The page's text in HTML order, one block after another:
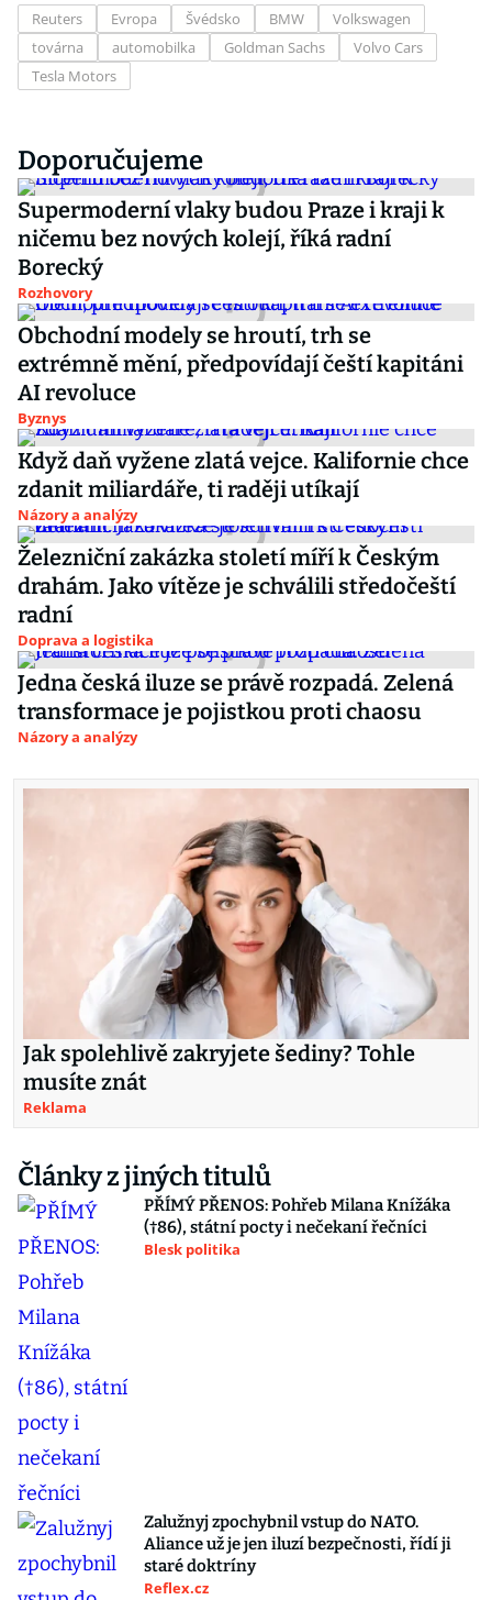
Reuters Evropa Švédsko BMW
Volkswagen
továrna
automobilka Goldman Sachs
Volvo Cars
Tesla Motors
Doporučujeme
Supermoderní vlaky budou Praze i kraji k
ničemu bez nových kolejí, říká radní
Borecký
Rozhovory
Obchodní modely se hroutí, trh se
extrémně mění, předpovídají čeští kapitáni
AI revoluce
Byznys
Když daň vyžene zlatá vejce. Kalifornie chce
zdanit miliardáře, ti raději utíkají
Názory a analýzy
Železniční zakázka století míří k Českým
drahám. Jako vítěze je schválili středočeští
radní
Doprava a logistika
Jedna česká iluze se právě rozpadá. Zelená
transformace je pojistkou proti chaosu
Názory a analýzy
Jak spolehlivě zakryjete šediny? Tohle
musíte znát
Reklama
Články z jiných titulů
PŘÍMÝ PŘENOS: Pohřeb Milana Knížáka
(†86), státní pocty i nečekaní řečníci
Blesk politika
Zalužnyj zpochybnil vstup do NATO.
Aliance už je jen iluzí bezpečnosti, řídí ji
staré doktríny
Reflex.cz